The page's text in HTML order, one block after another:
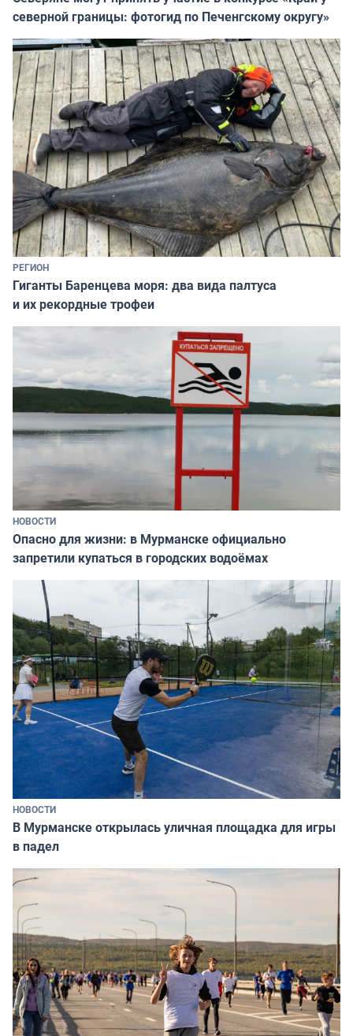
северной границы: фотогид по Печенгскому округу»
РЕГИОН
Гиганты Баренцева моря: два вида палтуса
и их рекордные трофеи
НОВОСТИ
Опасно для жизни: в Мурманске официально
запретили купаться в городских водоёмах
НОВОСТИ
В Мурманске открылась уличная площадка для игры
в падел